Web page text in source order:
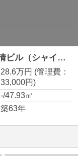
シャイン山清ビル（シャイン ヤマセイ ビル）【 飲食系おすすめ 】 6G
28.6万円 (管理費：
33,000円)
-/47.93㎡
築63年